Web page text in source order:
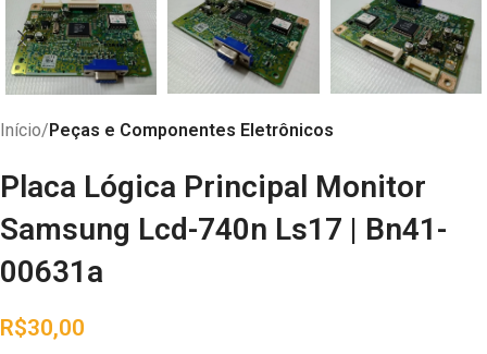
Início Peças e Componentes Eletrônicos
Placa Lógica Principal Monitor
Samsung Lcd-740n Ls17 | Bn41-
00631a
R$30,00